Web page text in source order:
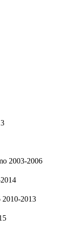
2003-2006
2013